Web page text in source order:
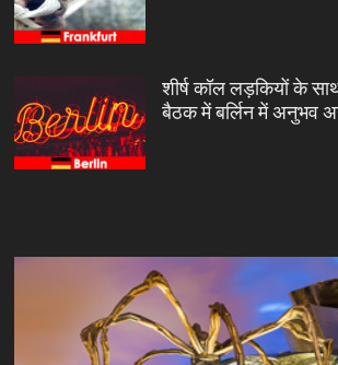
शीर्ष कॉल लड़कियों के
बैठक में बर्लिन में अनुभव